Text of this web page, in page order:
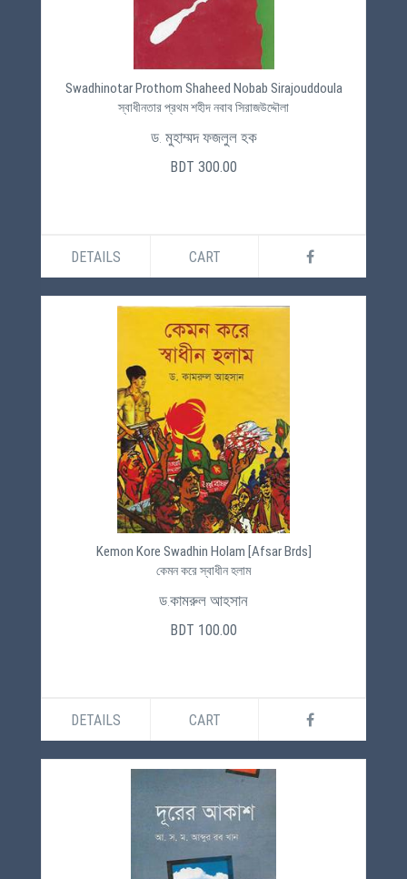
Swadhinotar Prothom Shaheed Nobab Sirajouddoula
স্বাধীনতার প্রথম শহীদ নবাব সিরাজউদ্দৌলা
ড. মুহাম্মদ ফজলুল হক
BDT 300.00
DETAILS CART
Kemon Kore Swadhin Holam [Afsar Brds]
কেমন করে স্বাধীন হলাম
ড.কামরুল আহসান
BDT 100.00
DETAILS CART